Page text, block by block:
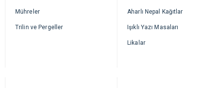
Mühreler
Trilin ve Pergeller
Aharlı Nepal Kağıtlar
Işıklı Yazı Masaları
Likalar